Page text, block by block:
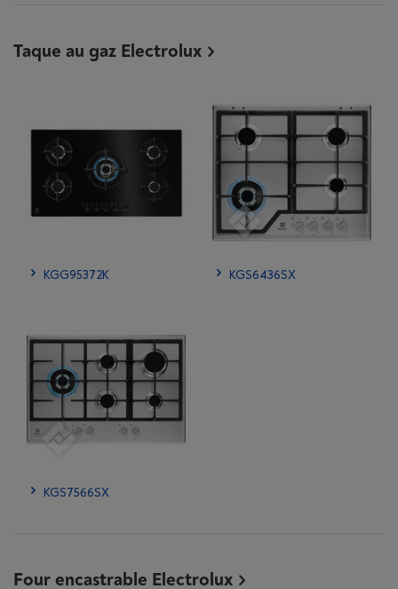
Taque au gaz Electrolux
KGG95372K KGS6436SX
KGS7566SX
Four encastrable Electrolux